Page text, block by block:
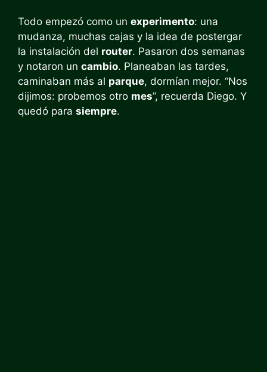
Todo empezó como un experimento: una
mudanza, muchas cajas y la idea de postergar
la instalación del router. Pasaron dos semanas
y notaron un cambio. Planeaban las tardes,
caminaban más al parque, dormían mejor. “Nos
dijimos: probemos otro mes”, recuerda Diego. Y
quedó para siempre.